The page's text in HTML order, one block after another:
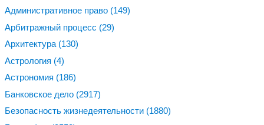
Административное право (149)
Арбитражный процесс (29)
Архитектура (130)
Астрология (4)
Астрономия (186)
Банковское дело (2917)
Безопасность жизнедеятельности (1880)